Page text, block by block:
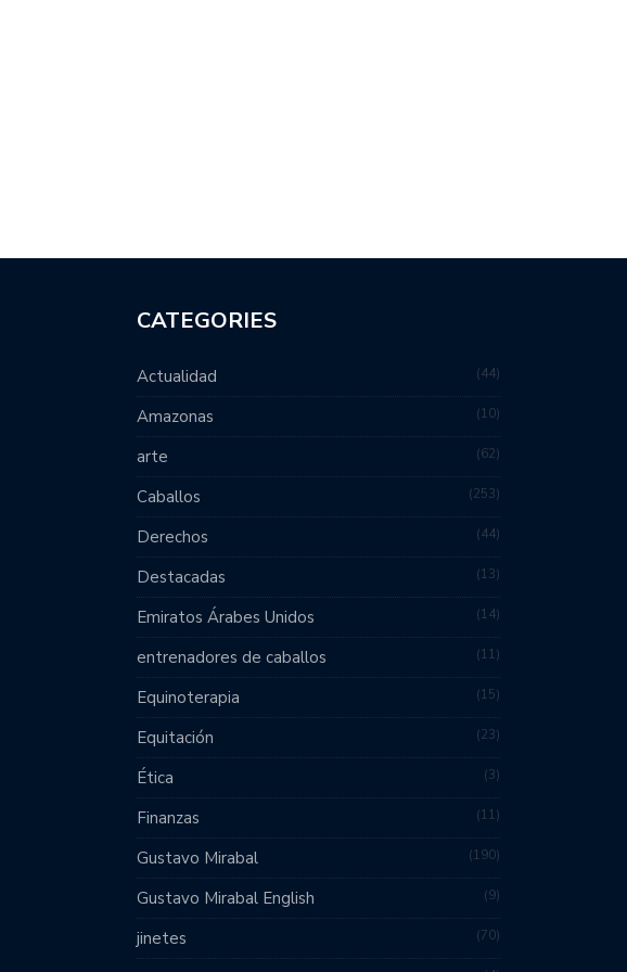
CATEGORIES
Actualidad 44
Amazonas 10
arte 62
Caballos 253
Derechos 44
Destacadas 13
Emiratos Árabes Unidos 14
entrenadores de caballos 11
Equinoterapia 15
Equitación 23
Ética 3
Finanzas 11
Gustavo Mirabal 190
Gustavo Mirabal English 9
jinetes 70